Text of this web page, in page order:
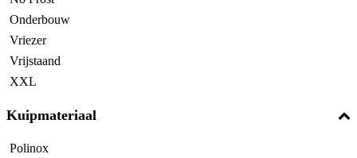
Onderbouw
Vriezer
Vrijstaand
XXL
Kuipmateriaal
Polinox